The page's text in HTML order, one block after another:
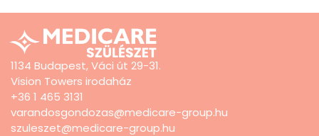
1134 Budapest, Váci út 29-31.
Vision Towers irodaház
+36 1 465 3131
varandosgondozas@medicare-group.hu
szuleszet@medicare-group.hu